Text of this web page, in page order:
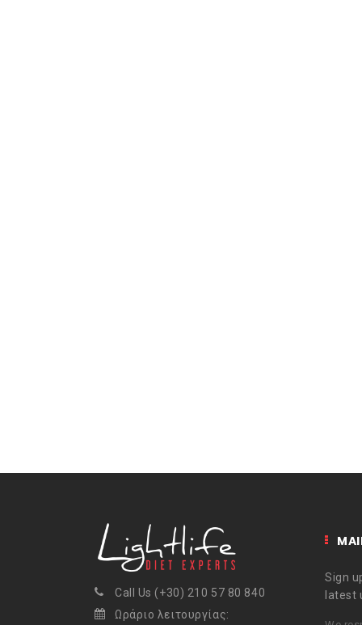
Call Us (+30) 210 57 80 840
Ωράριο λειτουργίας:
Sign
latest